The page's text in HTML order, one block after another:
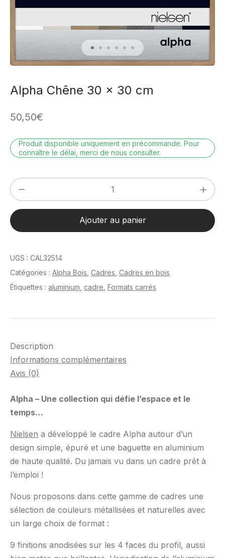
Alpha Chêne 30 x 30 cm
50,50€
Produit disponible uniquement en précommande. Pour
connaître le délai, merci de nous consulter.
quantité
de
Alpha
Chêne
x
30
cm
Ajouter au panier
UGS : CAL32514
Catégories : Alpha Bois Cadres Cadres en bois
Étiquettes : aluminium cadre Formats carrés
Description
Informations complémentaires
Avis (0)
Alpha – Une collection qui défie l’espace et le
temps…
Nielsen a développé le cadre Alpha autour d’un
design simple, épuré et une baguette en aluminium
de haute qualité. Du jamais vu dans un cadre prêt à
l’emploi !
Nous proposons dans cette gamme de cadres une
sélection de couleurs métallisées et naturelles avec
un large choix de format :
9 finitions anodisées sur les 4 faces du profil, aussi